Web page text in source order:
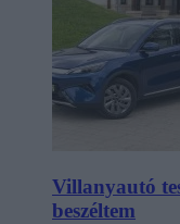
Villanyautó
beszéltem